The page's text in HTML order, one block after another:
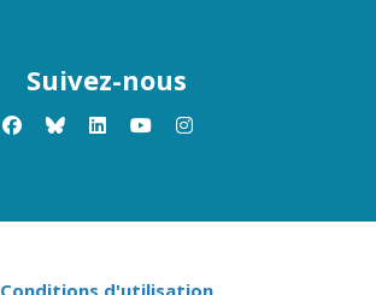
Suivez-nous
facebookx-twitterlinkedinyoutubeinstagram